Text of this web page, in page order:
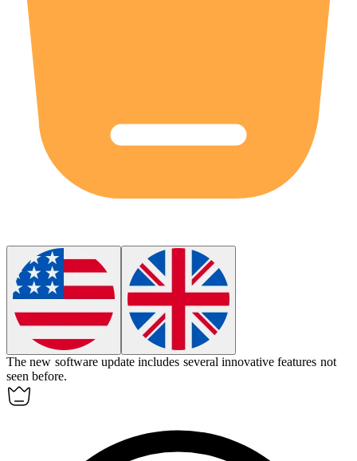
Thenew software update includes several innovative features not
seen before.